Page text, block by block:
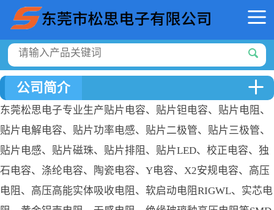
公司简介
东莞松思电子专业生产贴片电容、贴片钽电容、贴片电阻、
贴片电解电容、贴片功率电感、贴片二极管、贴片三极管、
贴片电感、贴片磁珠、贴片排阻、贴片LED、校正电容、独
石电容、涤纶电容、陶瓷电容、Y电容、X2安规电容、高压
电阻、高压高能实体吸收电阻、软启动电阻RIGWL、实芯电